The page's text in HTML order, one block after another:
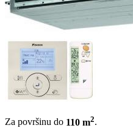
Za površinu do 110 m2.